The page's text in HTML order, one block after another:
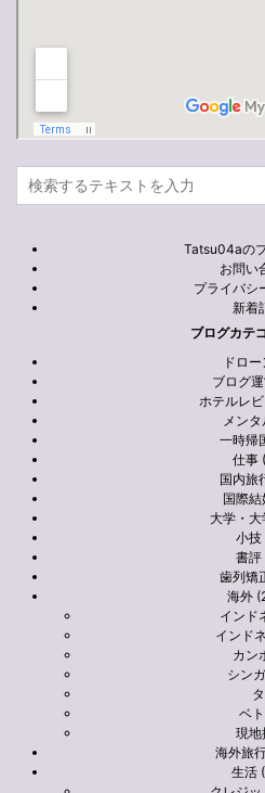
Tatsu04aの
お問い
プライバシ
新着
ブログカテ
ドロ
ブログ
ホテルレ
メン
一時帰
仕事
国内旅
国際
大学・大
小技
書評
歯列矯
海外
インド
インド
カン
シン
ベ
現地
海外旅
生活